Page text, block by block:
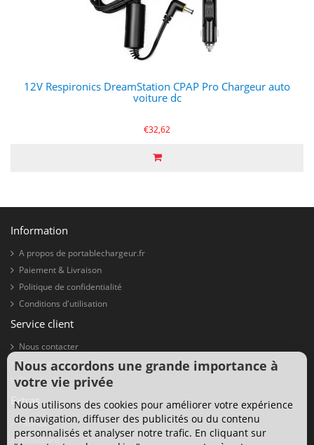
12V Respironics DreamStation CPAP Pro Chargeur auto
voiture dc
€32,62
Information
A propos de portablechargeur.fr
Paiement & Livraison
Politique de confidentialité
Conditions d'utilisation
Service client
Nous contacter
Retour de marchandise
Plan du site
Extras
Fabricants
Affiliations
Nous accordons une grande importance à
votre vie privée
Nous utilisons des cookies pour améliorer votre expérience
de navigation, diffuser des publicités ou du contenu
personnalisés et analyser notre trafic. En cliquant sur